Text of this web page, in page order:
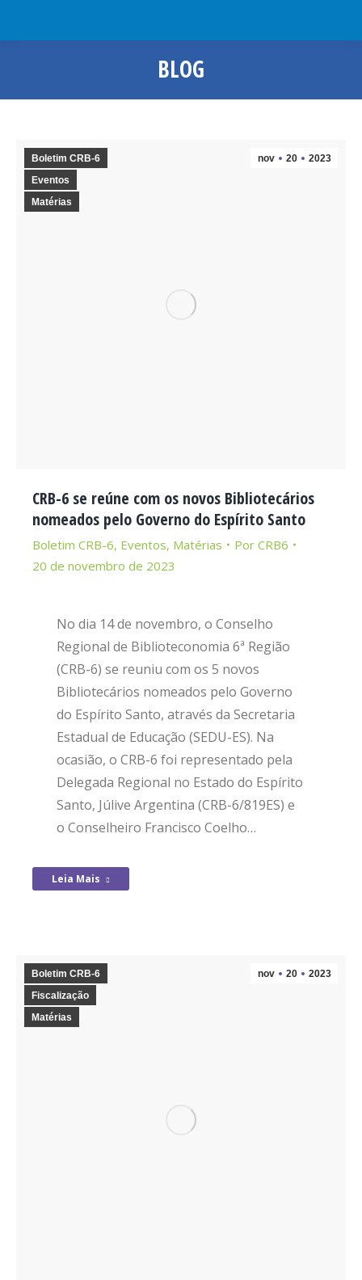
BLOG
Você está aqui:
nov 20 2023
Boletim CRB-6
Eventos
Matérias
CRB-6 se reúne com os novos Bibliotecários
nomeados pelo Governo do Espírito Santo
Boletim CRB-6, Eventos, Matérias Por CRB6
20 de novembro de 2023
No dia 14 de novembro, o Conselho
Regional de Biblioteconomia 6ª Região
(CRB-6) se reuniu com os 5 novos
Bibliotecários nomeados pelo Governo
do Espírito Santo, através da Secretaria
Estadual de Educação (SEDU-ES). Na
ocasião, o CRB-6 foi representado pela
Delegada Regional no Estado do Espírito
Santo, Júlive Argentina (CRB-6/819ES) e
o Conselheiro Francisco Coelho…
Leia Mais
nov 20 2023
Boletim CRB-6
Fiscalização
Matérias